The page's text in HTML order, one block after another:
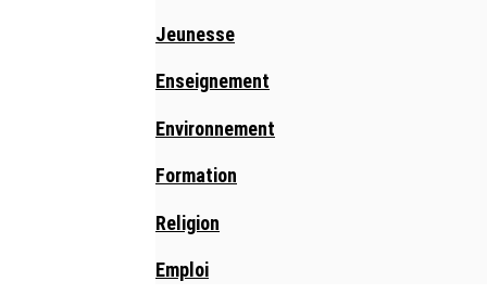
Jeunesse
Enseignement
Environnement
Formation
Religion
Emploi